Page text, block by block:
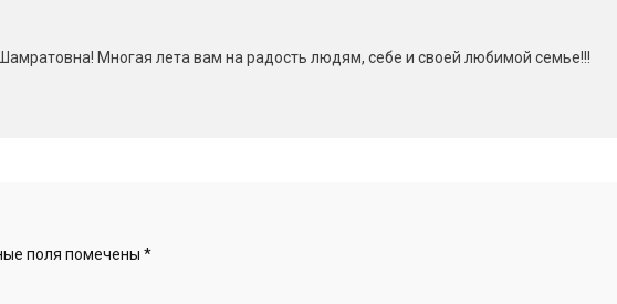
Многая лета вам на радость людям, себе и своей любимой семье!!!
поля помечены *